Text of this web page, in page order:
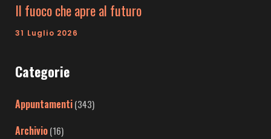
Il fuoco che apre al futuro
31 Luglio 2026
Categorie
Appuntamenti(343)
Archivio(16)